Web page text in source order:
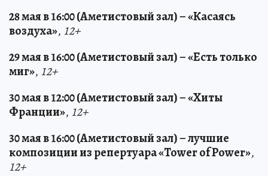
28 мая в 16:00 (Аметистовый зал) – «Касаясь
воздуха», 12+
29 мая в 16:00 (Аметистовый зал) – «Есть только
миг», 12+
30 мая в 12:00 (Аметистовый зал) – «Хиты
Франции», 12+
30 мая в 16:00 (Аметистовый зал) – лучшие
композиции из репертуара «Tower of Power»,
12+